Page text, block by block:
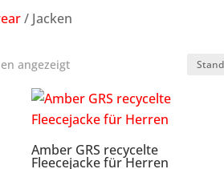
/ Jacken
angezeigt
Amber GRS recycelte
Fleecejacke für Herren